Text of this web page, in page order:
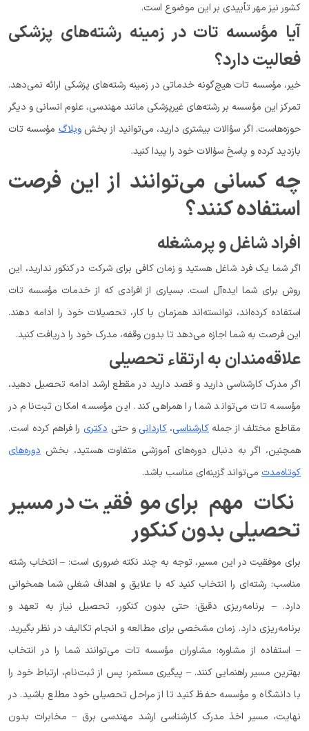
کشور نیز مهر تأییدی بر این موضوع است.
آیا مؤسسه تات در زمینه رشته‌های پزشکی
فعالیت دارد؟
خیر، مؤسسه تات هیچ‌گونه خدماتی در زمینه رشته‌های پزشکی ارائه نمی‌دهد.
تمرکز این مؤسسه بر رشته‌های غیرپزشکی مانند مهندسی، علوم انسانی و دیگر
حوزه‌هاست. اگر سؤالات بیشتری دارید، می‌توانید از بخشوبلاگمؤسسه تات
بازدید کرده و پاسخ سؤالات خود را پیدا کنید.
چه کسانی می‌توانند از این فرصت
استفاده کنند؟
افراد شاغل و پرمشغله
اگر شما یک فرد شاغل هستید و زمان کافی برای شرکت در کنکور ندارید، این
روش برای شما ایده‌آل است. بسیاری از افرادی که از خدمات مؤسسه تات
استفاده کرده‌اند، توانسته‌اند همزمان با کار، تحصیلات خود را ادامه دهند.
این فرصت به شما اجازه می‌دهد تا بدون وقفه، مدرک خود را دریافت کنید.
علاقه‌مندان به ارتقاء تحصیلی
اگر مدرک کارشناسی دارید و قصد دارید در مقطع ارشد ادامه تحصیل دهید،
مؤسسه تات می‌تواند شما را همراهی کند. این مؤسسه امکان ثبت‌نام در
مقاطع مختلف از جمله کارشناسی،کاردانی و حتی دکتری را فراهم کرده است.
همچنین، اگر به دنبال دوره‌های آموزشی متفاوت هستید، بخش دوره‌های
کوتاه‌مدت می‌تواند گزینه‌ای مناسب باشد.
نکات مهم برای موفقیت در مسیر
تحصیلی بدون کنکور
برای موفقیت در این مسیر، توجه به چند نکته ضروری است: – انتخاب رشته
مناسب: رشته‌ای را انتخاب کنید که با علایق و اهداف شغلی شما همخوانی
دارد. – برنامه‌ریزی دقیق: حتی بدون کنکور، تحصیل نیاز به تعهد و
برنامه‌ریزی دارد. زمان مشخصی برای مطالعه و انجام تکالیف در نظر بگیرید.
– استفاده از مشاوره: مشاوران مؤسسه تات می‌توانند شما را در انتخاب
بهترین مسیر راهنمایی کنند. – پیگیری مستمر: پس از ثبت‌نام، ارتباط خود را
با دانشگاه و مؤسسه حفظ کنید تا از مراحل تحصیلی خود مطلع باشید. در
نهایت، مسیر اخذ مدرک کارشناسی ارشد مهندسی برق – مخابرات بدون